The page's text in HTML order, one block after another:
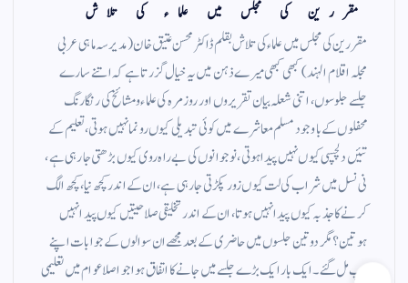
مقررین کی مجلس میں علماء کی تلاش
مقررین کی مجلس میں علماء کی تلاش بقلم ڈاکٹر محسن عتیق خان (مدیر سہ ماہی عربی
مجلہ اقلام الہند) کبھی کبھی میرے ذہن میں یہ خیال گزرتا ہے کہ اتنے سارے
جلسے جلوسوں، اتنی شعلہ بیان تقریروں اور روزمرہ کی علماء و مشائخ کی رنگا رنگ
محفلوں کے باوجود مسلم معاشرے میں کوئی تبدیلی کیوں رونما نہیں ہوتی، تعلیم کے
تئیں دلچسپی کیوں نہیں پیدا ہوتی، نوجوانوں کی بے راہ روی کیوں بڑھتی جا رہی ہے،
نی نسل میں شراب کی لت کیوں زور پکڑتی جا رہی ہے، ان کے اندر کچھ نیا، کچھ الگ
کرنے کا جذبہ کیوں پیدا نہیں ہوتا، ان کے اندر تخلیقی صلاحیتیں کیوں پیدا نہیں
ہوتین؟ مگر دو تین جلسوں میں حاضری کے بعد مجھے ان سوالوں کے جوابات اپنے
اپ مل گئے۔ ایک بار ایک بڑے جلسے میں جانے کا اتفاق ہوا جو اصلا عوام میں تعلیمی